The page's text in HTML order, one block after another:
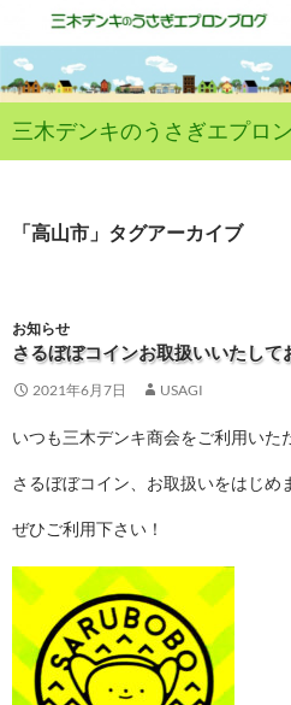
ン
ツ
へ
ス
キ
ッ
プ
三木デンキのうさぎエプロ
検
索
「高山市」タグアーカイブ
お知らせ
さるぼぼコインお取扱いいたして
2021年6月7日 USAGI
いつも三木デンキ商会をご利用いた
さるぼぼコイン、お取扱いをはじめ
ぜひご利用下さい！